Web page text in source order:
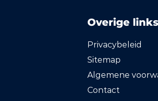
Overige links
Privacybeleid
Sitemap
Algemene
Contact